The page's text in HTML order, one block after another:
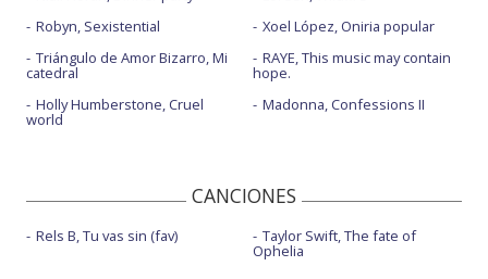
Robyn, Sexistential
Triángulo de Amor Bizarro, Mi
catedral
Holly Humberstone, Cruel
world
Xoel López, Oniria popular
RAYE, This music may contain
hope.
Madonna, Confessions II
CANCIONES
Rels B, Tu vas sin (fav) Taylor Swift, The fate of
Ophelia